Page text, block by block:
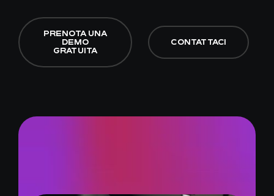
PRENOTA UNA
DEMO
GRATUITA
CONTATTACI